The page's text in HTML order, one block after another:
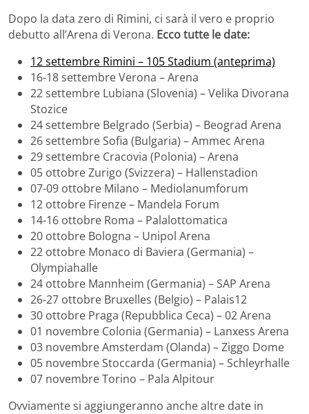
Dopo la data zero di Rimini, ci sarà il vero e proprio
debutto all’Arena di Verona. Ecco tutte le date:
12 settembre Rimini – 105 Stadium (anteprima)
16-18 settembre Verona – Arena
22 settembre Lubiana (Slovenia) – Velika Divorana
Stozice
24 settembre Belgrado (Serbia) – Beograd Arena
26 settembre Sofia (Bulgaria) – Ammec Arena
29 settembre Cracovia (Polonia) – Arena
05 ottobre Zurigo (Svizzera) – Hallenstadion
07-09 ottobre Milano – Mediolanumforum
12 ottobre Firenze – Mandela Forum
14-16 ottobre Roma – Palalottomatica
20 ottobre Bologna – Unipol Arena
22 ottobre Monaco di Baviera (Germania) –
Olympiahalle
24 ottobre Mannheim (Germania) – SAP Arena
26-27 ottobre Bruxelles (Belgio) – Palais12
30 ottobre Praga (Repubblica Ceca) – 02 Arena
01 novembre Colonia (Germania) – Lanxess Arena
03 novembre Amsterdam (Olanda) – Ziggo Dome
05 novembre Stoccarda (Germania) – Schleyrhalle
07 novembre Torino – Pala Alpitour
Ovviamente si aggiungeranno anche altre date in